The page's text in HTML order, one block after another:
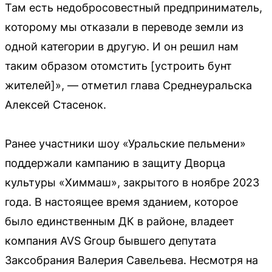
Там есть недобросовестный предприниматель,
которому мы отказали в переводе земли из
одной категории в другую. И он решил нам
таким образом отомстить [устроить бунт
жителей]», — отметил глава Среднеуральска
Алексей Стасенок.
Ранее участники шоу «Уральские пельмени»
поддержали кампанию в защиту Дворца
культуры «Химмаш», закрытого в ноябре 2023
года. В настоящее время зданием, которое
было единственным ДК в районе, владеет
компания AVS Group бывшего депутата
Заксобрания Валерия Савельева. Несмотря на